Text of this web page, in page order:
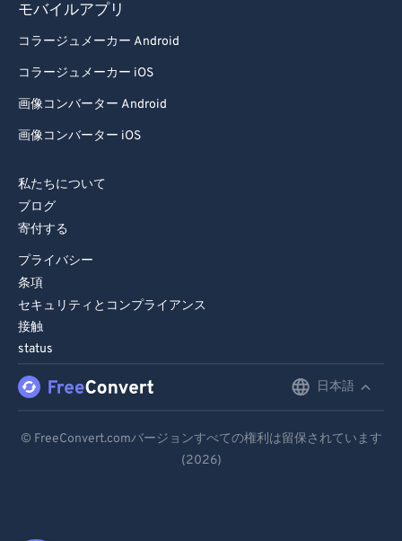
モバイルアプリ
コラージュメーカー Android
コラージュメーカー iOS
画像コンバーター Android
画像コンバーター iOS
私たちについて
ブログ
寄付する
プライバシー
条項
セキュリティとコンプライアンス
接触
status
日本語
Español
© FreeConvert.comバージョンすべての権利は留保されています
(2026)